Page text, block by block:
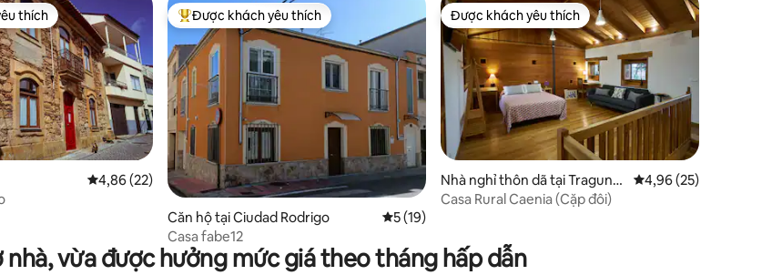
giá
thích nhất
thích
Xếp hạng trung bình 4,86/5, 22 đánh giá
4,86 (22)
Được khách yêu thích nhất
Được khách yêu thích
Căn hộ tại Ciudad Rodrigo Xếp hạng trung bình 5/5, 19 đánh giá
5 (19)
Casa fabe12
Được khách yêu thích
Được khách yêu thích
Nhà nghỉ thôn dã tại Traguntí
a
Xếp hạng trung bình
4,96 (25)
Casa Rural Caenia (Cặp đôi)
vừa được hưởng mức giá theo tháng hấp dẫn